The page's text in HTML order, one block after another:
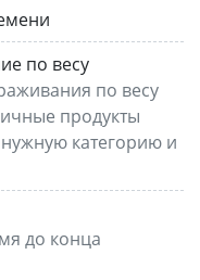
по весу
по весу
продукты
категорию и
до конца